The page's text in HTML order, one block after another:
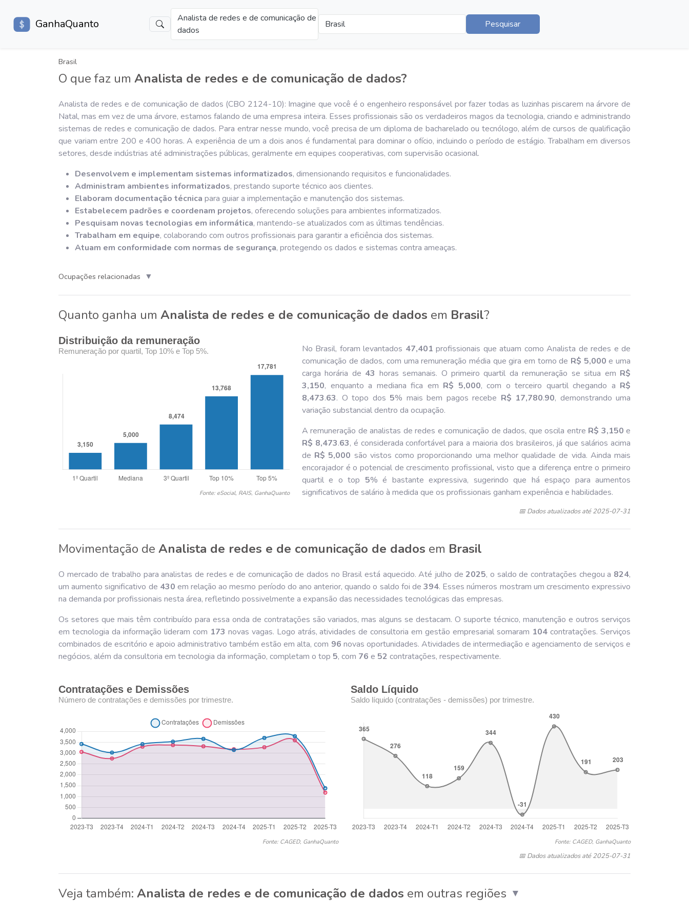
GanhaQuanto
Analista de redes e de comunicação de
dados
Brasil Pesquisar
Brasil
O que faz um Analista de redes e de comunicação de dados?
Analista de redes e de comunicação de dados (CBO 2124-10): Imagine que você é o engenheiro responsável por fazer todas as luzinhas piscarem na árvore de
Natal, mas em vez de uma árvore, estamos falando de uma empresa inteira. Esses profissionais são os verdadeiros magos da tecnologia, criando e administrando
sistemas de redes e comunicação de dados. Para entrar nesse mundo, você precisa de um diploma de bacharelado ou tecnólogo, além de cursos de qualificação
que variam entre 200 e 400 horas. A experiência de um a dois anos é fundamental para dominar o ofício, incluindo o período de estágio. Trabalham em diversos
setores, desde indústrias até administrações públicas, geralmente em equipes cooperativas, com supervisão ocasional.
Desenvolvem e implementam sistemas informatizados, dimensionando requisitos e funcionalidades.
Administram ambientes informatizados, prestando suporte técnico aos clientes.
Elaboram documentação técnica para guiar a implementação e manutenção dos sistemas.
Estabelecem padrões e coordenam projetos, oferecendo soluções para ambientes informatizados.
Pesquisam novas tecnologias em informática, mantendo-se atualizados com as últimas tendências.
Trabalham em equipe, colaborando com outros profissionais para garantir a eficiência dos sistemas.
Atuam em conformidade com normas de segurança, protegendo os dados e sistemas contra ameaças.
Ocupações relacionadas ▼
Quanto ganha um Analista de redes e de comunicação de dados em Brasil?
Distribuição da remuneração
Remuneração por quartil, Top 10% e Top 5%.
Fonte: eSocial, RAIS, GanhaQuanto
No Brasil, foram levantados 47,401 profissionais que atuam como Analista de redes e de
comunicação de dados, com uma remuneração média que gira em torno de R$ 5,000 e uma
carga horária de 43 horas semanais. O primeiro quartil da remuneração se situa em R$
3,150, enquanto a mediana fica em R$ 5,000, com o terceiro quartil chegando a R$
8,473.63. O topo dos 5% mais bem pagos recebe R$ 17,780.90, demonstrando uma
variação substancial dentro da ocupação.
A remuneração de analistas de redes e comunicação de dados, que oscila entre R$ 3,150 e
R$ 8,473.63, é considerada confortável para a maioria dos brasileiros, já que salários acima
de R$ 5,000 são vistos como proporcionando uma melhor qualidade de vida. Ainda mais
encorajador é o potencial de crescimento profissional, visto que a diferença entre o primeiro
quartil e o top 5% é bastante expressiva, sugerindo que há espaço para aumentos
significativos de salário à medida que os profissionais ganham experiência e habilidades.
📅 Dados atualizados até 2025-07-31
Movimentação de Analista de redes e de comunicação de dados em Brasil
O mercado de trabalho para analistas de redes e de comunicação de dados no Brasil está aquecido. Até julho de2025, o saldo de contratações chegou a 824,
um aumento significativo de 430 em relação ao mesmo período do ano anterior, quando o saldo foi de394. Esses números mostram um crescimento expressivo
na demanda por profissionais nesta área, refletindo possivelmente a expansão das necessidades tecnológicas das empresas.
Os setores que mais têm contribuído para essa onda de contratações são variados, mas alguns se destacam. O suporte técnico, manutenção e outros serviços
em tecnologia da informação lideram com 173 novas vagas. Logo atrás, atividades de consultoria em gestão empresarial somaram 104 contratações. Serviços
combinados de escritório e apoio administrativo também estão em alta, com 96 novas oportunidades. Atividades de intermediação e agenciamento de serviços e
negócios, além da consultoria em tecnologia da informação, completam o top 5, com 76 e 52 contratações, respectivamente.
Contratações e Demissões
Número de contratações e demissões por trimestre.
Fonte: CAGED, GanhaQuanto
Saldo Líquido
Saldo líquido (contratações - demissões) por trimestre.
Fonte: CAGED, GanhaQuanto
📅 Dados atualizados até 2025-07-31
Veja também: Analista de redes e de comunicação de dados em outras regiões ▼